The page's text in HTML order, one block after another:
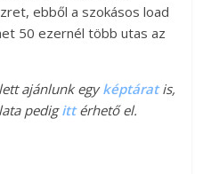
ebből a szokásos load
50 ezernél több utas az
ajánlunk egyképtáratis,
pedigittérhető el.